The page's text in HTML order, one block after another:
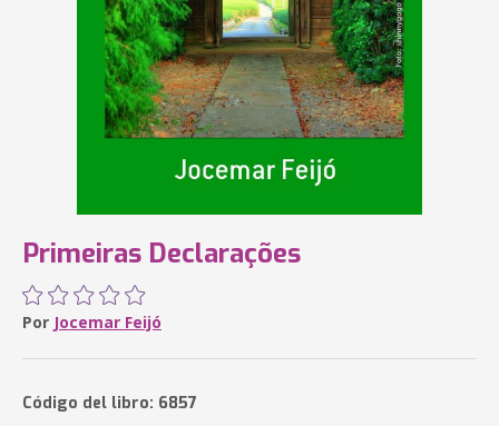
Primeiras Declarações
Por Jocemar Feijó
Código del libro: 6857